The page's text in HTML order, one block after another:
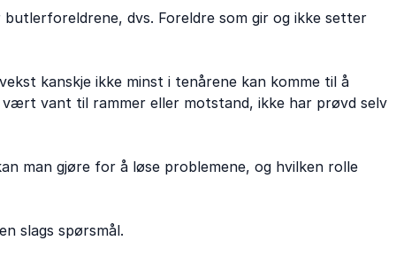
dvs. Foreldre som gir og ikke setter
kanskje ikke minst i tenårene kan komme til å
vant til rammer eller motstand, ikke har prøvd selv
man gjøre for å løse problemene, og hvilken rolle
slags spørsmål.